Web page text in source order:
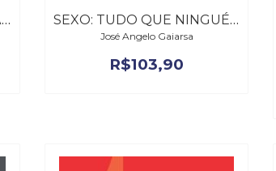
INCONSCIÊNCIA COLETIVA, A SEXO: TUDO QUE NINGUÉM FALA SOBRE O TEMA
José Angelo Gaiarsa
R$103,90